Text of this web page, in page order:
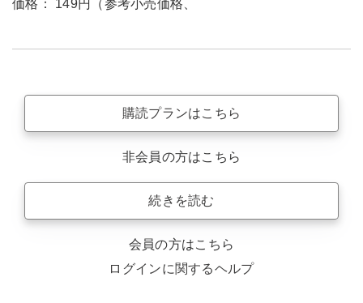
価格： 149円（参考小売価格、
購読プランはこちら
非会員の方はこちら
続きを読む
会員の方はこちら
ログインに関するヘルプ